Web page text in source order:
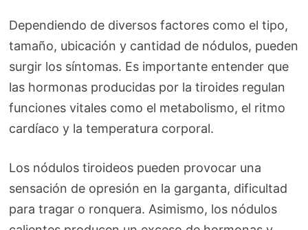
Dependiendo de diversos factores como el tipo,
tamaño, ubicación y cantidad de nódulos, pueden
surgir los síntomas. Es importante entender que
las hormonas producidas por la tiroides regulan
funciones vitales como el metabolismo, el ritmo
cardíaco y la temperatura corporal.
Los nódulos tiroideos pueden provocar una
sensación de opresión en la garganta, dificultad
para tragar o ronquera. Asimismo, los nódulos